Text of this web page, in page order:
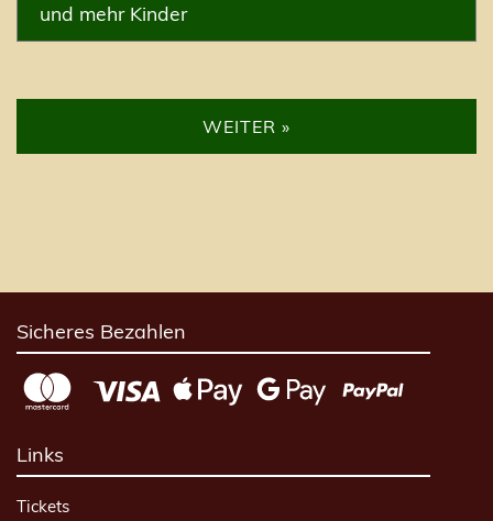
und mehr Kinder
WEITER »
Sicheres Bezahlen
Links
Tickets